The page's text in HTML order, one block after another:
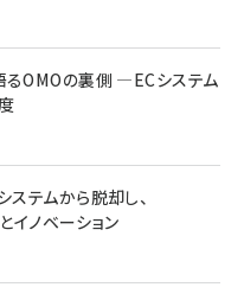
OMOの裏側 ―ECシステム
テムから脱却し、
イノベーション